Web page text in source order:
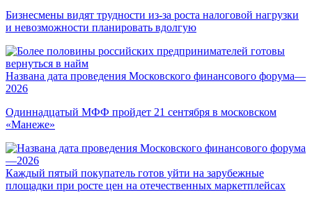
Бизнесмены видят трудности из-за роста налоговой нагрузки
и невозможности планировать вдолгую
Названа дата проведения Московского финансового форума—
2026
Одиннадцатый МФФ пройдет 21 сентября в московском
«Манеже»
Каждый пятый покупатель готов уйти на зарубежные
площадки при росте цен на отечественных маркетплейсах